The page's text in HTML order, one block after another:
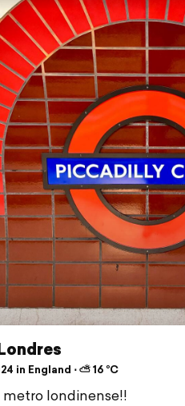
in England ⋅ ⛅ 16 °C
metro londinense!!